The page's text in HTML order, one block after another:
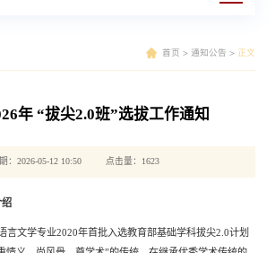
首页 > 通知公告 > 正文
年 “拔尖2.0班”选拔工作通知
期：2026-05-12 10:50 点击量： 1623
绍
言文学专业2020年首批入选教育部基础学科拔尖2.0计划